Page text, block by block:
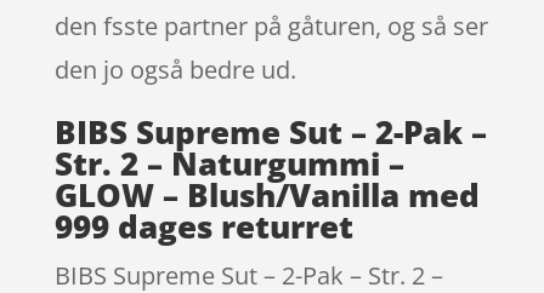
den fsste partner på gåturen, og så ser
den jo også bedre ud.
BIBS Supreme Sut – 2-Pak –
Str. 2 – Naturgummi –
GLOW – Blush/Vanilla med
999 dages returret
BIBS Supreme Sut – 2-Pak – Str. 2 –